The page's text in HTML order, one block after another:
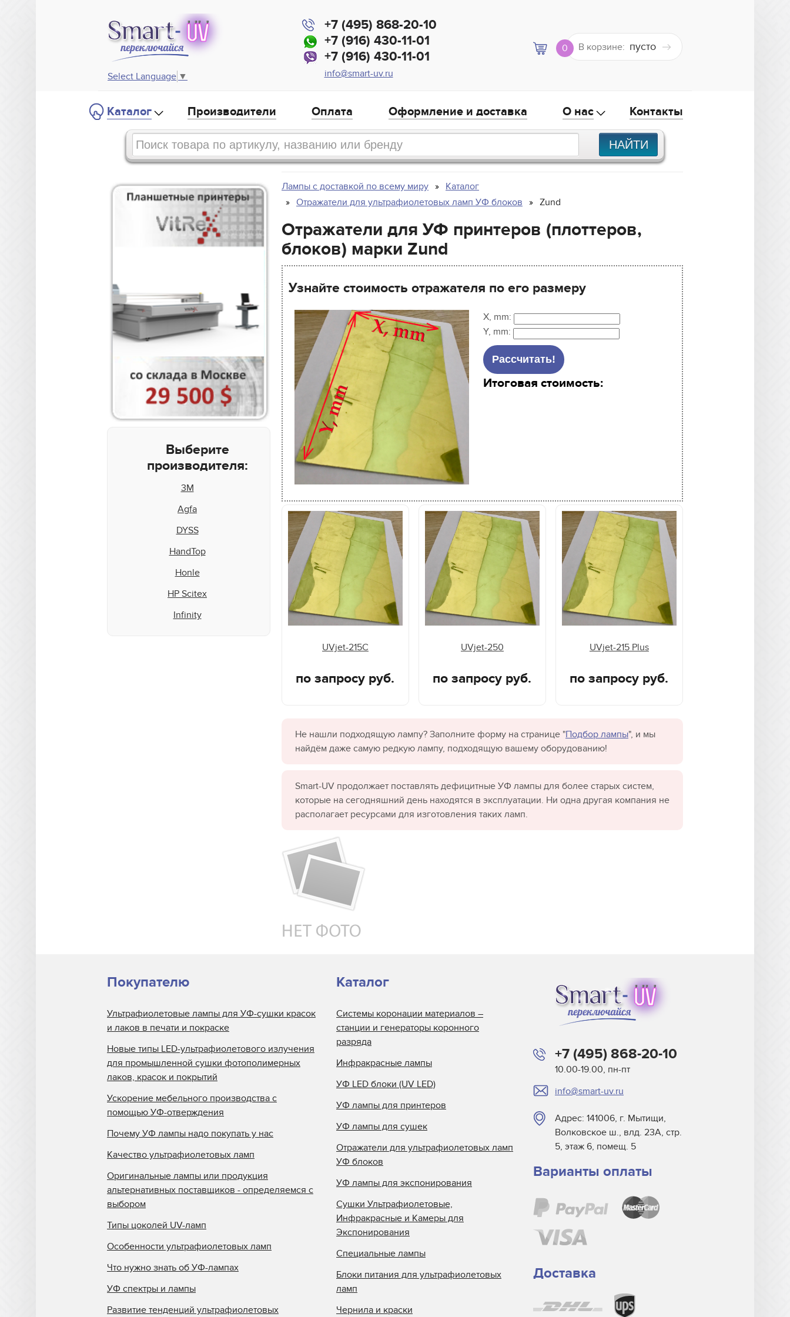
Select Language ▼
+7 (495) 868-20-10
+7 (916) 430-11-01
+7 (916) 430-11-01
info@smart-uv.ru
0 В корзине: пусто
Каталог Производители Оплата Оформление и доставка О нас Контакты
Лампы с доставкой по всему миру
Каталог
Отражатели для ультрафиолетовых ламп УФ блоков
Zund
Отражатели для УФ принтеров (плоттеров,
блоков) марки Zund
Узнайте стоимость отражателя по его размеру
X, mm:
Y, mm:
Итоговая стоимость:
UVjet-215C
по запросу руб.
UVjet-250
по запросу руб.
UVjet-215 Plus
по запросу руб.
Не нашли подходящую лампу? Заполните форму на странице "Подбор лампы", и мы
найдём даже самую редкую лампу, подходящую вашему оборудованию!
Smart-UV продолжает поставлять дефицитные УФ лампы для более старых систем,
которые на сегодняшний день находятся в эксплуатации. Ни одна другая компания не
располагает ресурсами для изготовления таких ламп.
Выберите
производителя:
3M
Agfa
DYSS
HandTop
Honle
HP Scitex
Infinity
SwisQprint
Triangle Milano
Truepress
Uviterno
Zund
Отражатели Anderson
America
Отражатели BigPrinter
Отражатели CET Color
Отражатели D.E.C
Отражатели Dilli
+7 (495) 868-20-10
10.00-19.00, пн-пт
info@smart-uv.ru
Адрес: 141006, г. Мытищи,
Волковское ш., влд. 23А, стр.
5, этаж 6, помещ. 5
Варианты оплаты
Доставка
Покупателю
Ультрафиолетовые лампы для УФ-сушки красок
и лаков в печати и покраске
Новые типы LED-ультрафиолетового излучения
для промышленной сушки фотополимерных
лаков, красок и покрытий
Ускорение мебельного производства с
помощью УФ-отверждения
Почему УФ лампы надо покупать у нас
Качество ультрафиолетовых ламп
Оригинальные лампы или продукция
альтернативных поставщиков - определяемся с
выбором
Типы цоколей UV-ламп
Особенности ультрафиолетовых ламп
Что нужно знать об УФ-лампах
УФ спектры и лампы
Развитие тенденций ультрафиолетовых
Каталог
Системы коронации материалов –
станции и генераторы коронного
разряда
Инфракрасные лампы
УФ LED блоки (UV LED)
УФ лампы для принтеров
УФ лампы для сушек
Отражатели для ультрафиолетовых ламп
УФ блоков
УФ лампы для экспонирования
Сушки Ультрафиолетовые,
Инфракрасные и Камеры для
Экспонирования
Специальные лампы
Блоки питания для ультрафиолетовых
ламп
Чернила и краски